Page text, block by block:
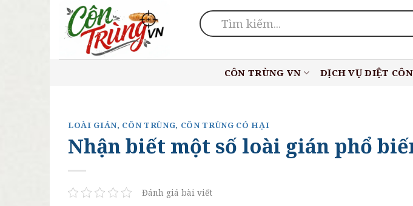
Skip
content
CÔN TRÙNG VN DỊCH VỤ DIỆT
LOÀI GIÁN, CÔN TRÙNG, CÔN TRÙNG CÓ HẠI
Nhận biết một số loài gián phổ
Đánh giá bài viết